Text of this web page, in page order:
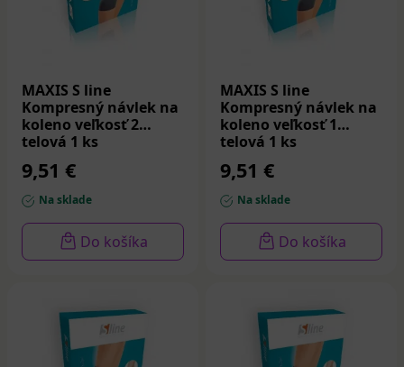
MAXIS S line
Kompresný návlek na
koleno veľkosť 2
telová 1 ks
9,51 €
Na sklade
Do košíka
MAXIS S line
Kompresný návlek na
koleno veľkosť 1
telová 1 ks
9,51 €
Na sklade
Do košíka